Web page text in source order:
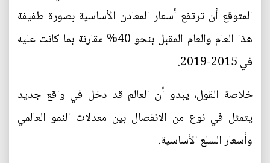
المتوقع أن ترتفع أسعار المعادن الأساسية بصورة طفيفة
هذا العام والعام المقبل بنحو 40% مقارنة بما كانت عليه
في 2015-2019.
خلاصة القول، يبدو أن العالم قد دخل في واقع جديد
يتمثل في نوع من الانفصال بين معدلات النمو العالمي
وأسعار السلع الأساسية.